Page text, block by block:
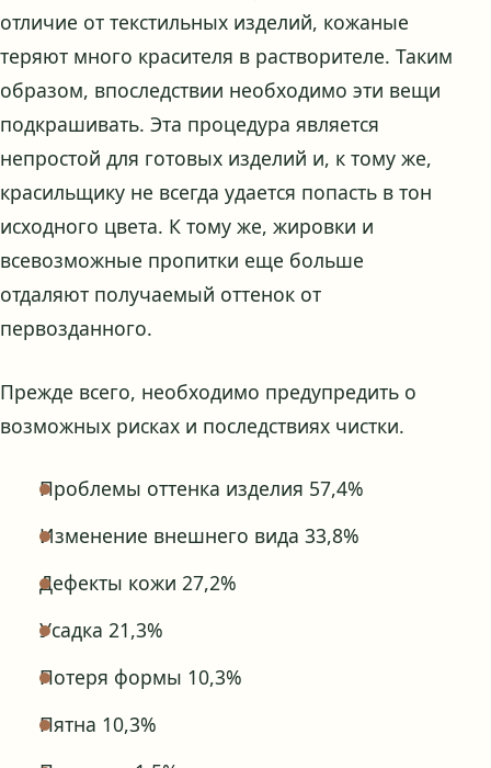
отличие от текстильных изделий, кожаные
теряют много красителя в растворителе. Таким
образом, впоследствии необходимо эти вещи
подкрашивать. Эта процедура является
непростой для готовых изделий и, к тому же,
красильщику не всегда удается попасть в тон
исходного цвета. К тому же, жировки и
всевозможные пропитки еще больше
отдаляют получаемый оттенок от
первозданного.
Прежде всего, необходимо предупредить о
возможных рисках и последствиях чистки.
Проблемы оттенка изделия 57,4%
Изменение внешнего вида 33,8%
Дефекты кожи 27,2%
Усадка 21,3%
Потеря формы 10,3%
Пятна 10,3%